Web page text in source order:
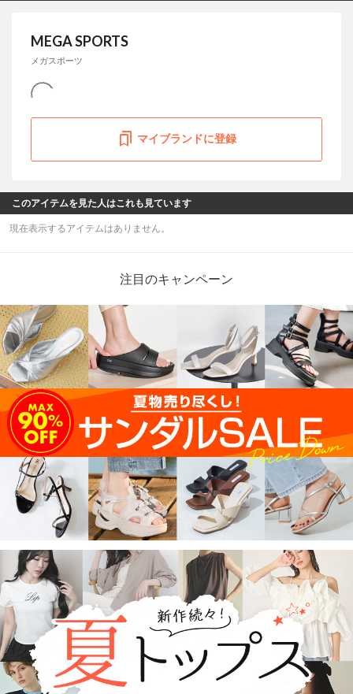
MEGA SPORTS
メガスポーツ
マイブランドに登録
このアイテムを見た人はこれも見ています
現在表示するアイテムはありません。
注目のキャンペーン